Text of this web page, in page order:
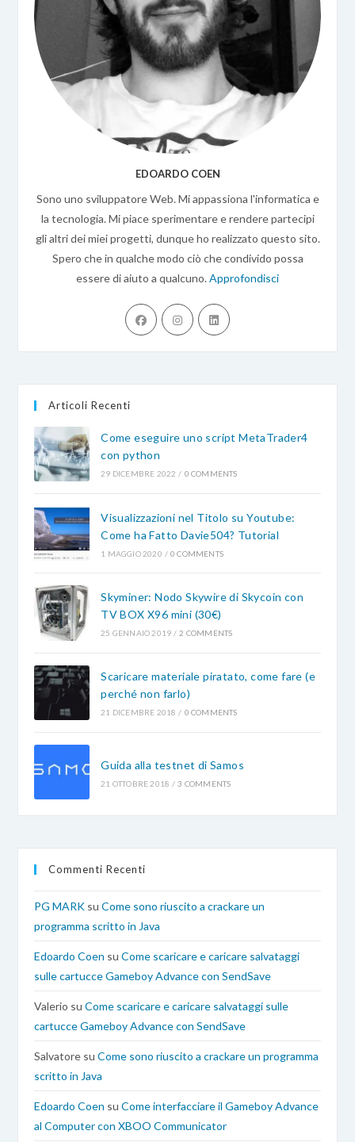
EDOARDO COEN
Sono uno sviluppatore Web. Mi appassiona l'informatica e
la tecnologia. Mi piace sperimentare e rendere partecipi
gli altri dei miei progetti, dunque ho realizzato questo sito.
Spero che in qualche modo ciò che condivido possa
essere di aiuto a qualcuno.Approfondisci
Opens
in
Opens
in
Opens
Articoli Recenti
Come eseguire uno script MetaTrader4
con python
29 DICEMBRE 2022 / 0 COMMENTS
Visualizzazioni nel Titolo su Youtube:
Come ha Fatto Davie504? Tutorial
1 MAGGIO 2020 / 0 COMMENTS
Skyminer: Nodo Skywire di Skycoin con
TV BOX X96 mini (30€)
25 GENNAIO 2019 / 2 COMMENTS
Scaricare materiale piratato, come fare (e
perché non farlo)
21 DICEMBRE 2018 / 0 COMMENTS
Guida alla testnet di Samos
21 OTTOBRE 2018 / 3 COMMENTS
Commenti Recenti
PG MARK suCome sono riuscito a crackare un
programma scritto in Java
Edoardo Coen suCome scaricare e caricare salvataggi
sulle cartucce Gameboy Advance con SendSave
Valerio suCome scaricare e caricare salvataggi sulle
cartucce Gameboy Advance con SendSave
Salvatore suCome sono riuscito a crackare un programma
scritto in Java
Edoardo Coen suCome interfacciare il Gameboy Advance
al Computer con XBOO Communicator